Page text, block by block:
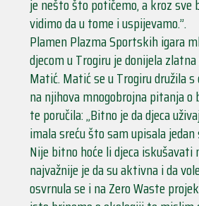
je nešto što potičemo, a kroz sve
vidimo da u tome i uspijevamo.”.
Plamen Plazma Sportskih igara
djecom u Trogiru je donijela
Matić. Matić se u Trogiru družila s
na njihova mnogobrojna pitanja
te poručila: „Bitno je da djeca
imala sreću što sam upisala
Nije bitno hoće li djeca iskušavati
najvažnije je da su aktivna i da
osvrnula se i na Zero Waste